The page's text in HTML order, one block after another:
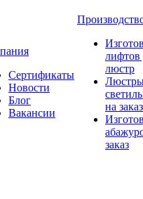
Сертификаты
Новости
Блог
Вакансии
лифтов
люстр
на заказ
заказ